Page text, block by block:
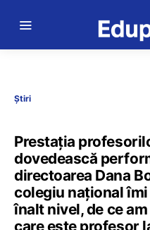
Știri
Prestația
dovedească
directoarea Dana
colegiu național
înalt nivel, de ce
care este profesor